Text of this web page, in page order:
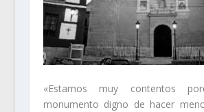
«Estamos muy contentos
monumento digno de hacer